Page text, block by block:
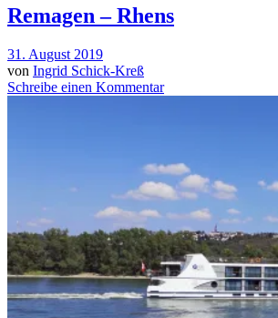
Remagen – Rhens
31. August 2019
von Ingrid Schick-Kreß
Schreibe einen Kommentar